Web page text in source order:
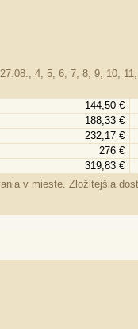
4, 5, 6, 7, 8, 9, 10,
144,50 €
188,33 €
232,17 €
276 €
319,83 €
v mieste. Zložitejšia